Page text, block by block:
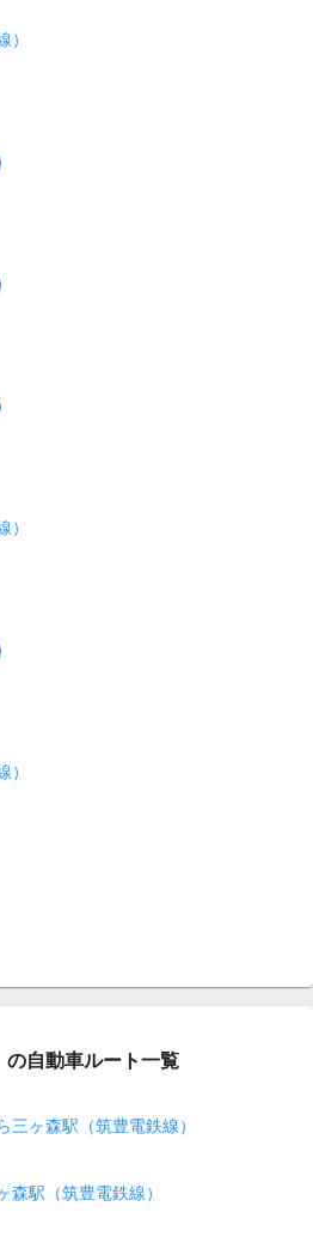
）
）
）
の自動車ルート一覧
三ヶ森駅（筑豊電鉄線）
森駅（筑豊電鉄線）